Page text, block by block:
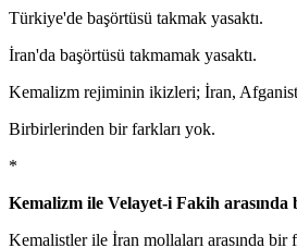
Türkiye'de başörtüsü takmak yasaktı.
İran'da başörtüsü takmamak yasaktı.
Kemalizm rejiminin ikizleri; İran,
Birbirlerinden bir farkları yok.
*
Kemalizm ile Velayet-i Fakih arasında
Kemalistler ile İran mollaları arasında bir